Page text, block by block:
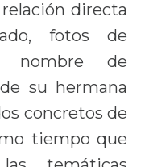
directa
fotos de
nombre de
su hermana
concretos de
tiempo que